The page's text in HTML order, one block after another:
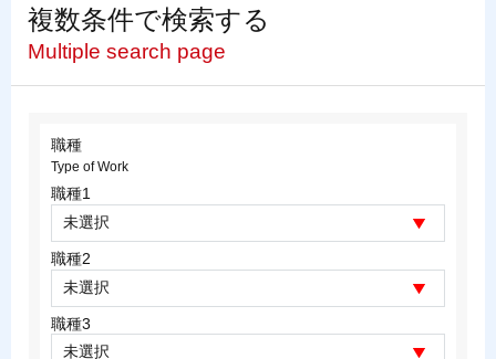
複数条件で検索する
Multiple search page
職種
Type of Work
職種1
職種2
職種3